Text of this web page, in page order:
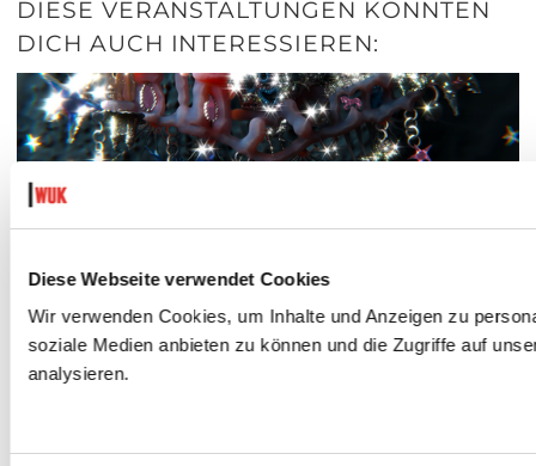
Diese Webseite verwendet Cookies
Wir verwenden Cookies, um Inhalte und Anzeigen zu
soziale Medien anbieten zu können und die Zugriffe auf
analysieren.
DIESE VERANSTALTUNGEN KÖNNTEN
DICH AUCH INTERESSIEREN:
THICCPHATUTOPIAS